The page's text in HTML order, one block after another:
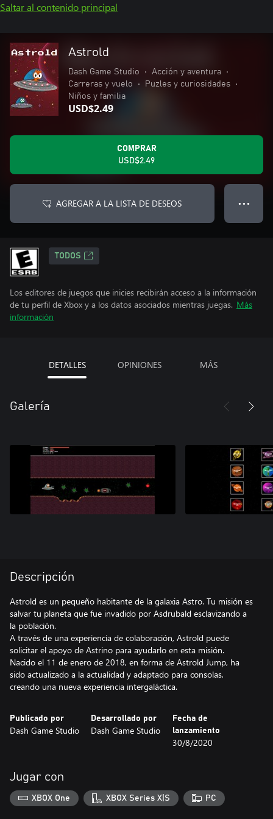
Saltar al contenido principal
Astrold
Dash Game Studio • Acción y aventura
•
Carreras y vuelo
• Puzles y curiosidades
•
Niños y familia
USD$2.49
COMPRAR
USD$2.49
AGREGAR A LA LISTA DE DESEOS ● ● ●
TODOS
Los editores de juegos que inicies recibirán acceso a la información
de tu perfil de Xbox y a los datos asociados mientras juegas. Más
información
DETALLES OPINIONES MÁS
Galería
Descripción
Astrold es un pequeño habitante de la galaxia Astro. Tu misión es
salvar tu planeta que fue invadido por Asdrubald esclavizando a
la población.
A través de una experiencia de colaboración, Astrold puede
solicitar el apoyo de Astrino para ayudarlo en esta misión.
Nacido el 11 de enero de 2018, en forma de Astrold Jump, ha
sido actualizado a la actualidad y adaptado para consolas,
creando una nueva experiencia intergaláctica.
Publicado por
Dash Game Studio
Desarrollado por
Dash Game Studio
Fecha de
lanzamiento
30/8/2020
Jugar con
XBOX One XBOX Series X|S PC